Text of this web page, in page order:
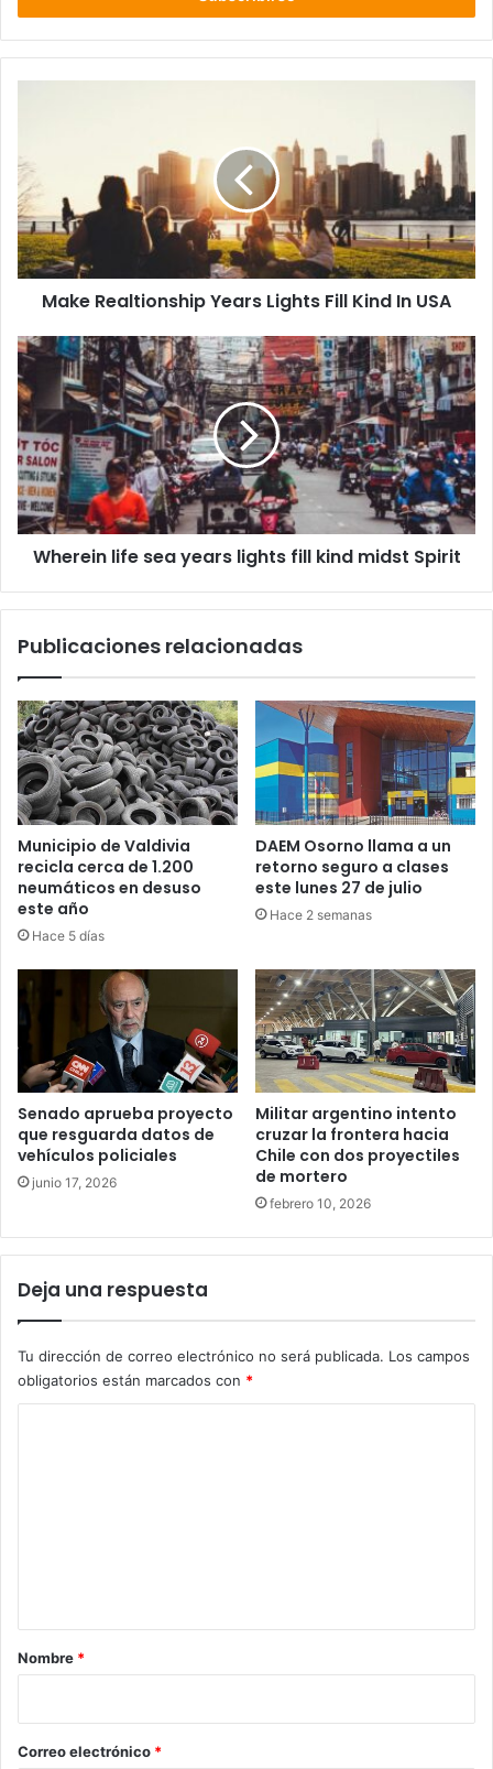
Lights
Fill
Kind
In
USA
Make Realtionship Years Lights Fill Kind In USA
Wherein
life
sea
years
lights
fill
kind
midst
Spirit
Wherein life sea years lights fill kind midst Spirit
Publicaciones relacionadas
Municipio de Valdivia
recicla cerca de 1.200
neumáticos en desuso
este año
Hace 5 días
DAEM Osorno llama a un
retorno seguro a clases
este lunes 27 de julio
Hace 2 semanas
Senado aprueba proyecto
que resguarda datos de
vehículos policiales
junio 17, 2026
Militar argentino intento
cruzar la frontera hacia
Chile con dos proyectiles
de mortero
febrero 10, 2026
Deja una respuesta
Tu dirección de correo electrónico no será publicada. Los campos
obligatorios están marcados con *
r
*
Nombre *
Correo electrónico *